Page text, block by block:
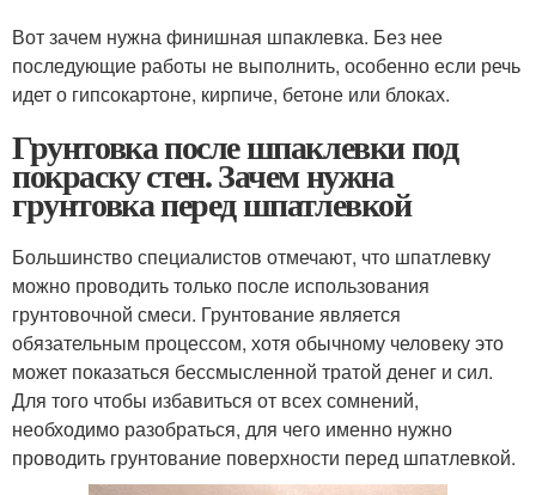
Вот зачем нужна финишная шпаклевка. Без нее
последующие работы не выполнить, особенно если речь
идет о гипсокартоне, кирпиче, бетоне или блоках.
Грунтовка после шпаклевки под
покраску стен. Зачем нужна
грунтовка перед шпатлевкой
Большинство специалистов отмечают, что шпатлевку
можно проводить только после использования
грунтовочной смеси. Грунтование является
обязательным процессом, хотя обычному человеку это
может показаться бессмысленной тратой денег и сил.
Для того чтобы избавиться от всех сомнений,
необходимо разобраться, для чего именно нужно
проводить грунтование поверхности перед шпатлевкой.